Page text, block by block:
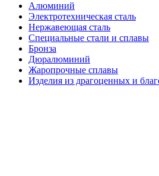
Алюминий
Электротехническая сталь
Нержавеющая сталь
Специальные стали и сплавы
Бронза
Дюралюминий
Жаропрочные сплавы
Изделия из драгоценных и